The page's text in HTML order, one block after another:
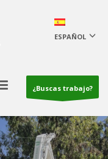
ESPAÑOL
¿Buscas trabajo?